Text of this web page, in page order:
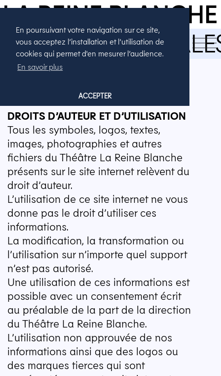
MENTIONS
En poursuivant votre navigation sur ce site,
vous acceptez l’installation et l’utilisation de
cookies qui permet d'en mesurer l’audience.
En savoir plus
ACCEPTER
MENTIONS LÉGALES
DROITSD’AUTEUR ETD’UTILISATION
Tous les symboles, logos, textes,
images, photographies et autres
fichiers du Théâtre La Reine Blanche
présents sur le site internet relèvent du
droit d’auteur.
L’utilisation de ce site internet ne vous
donne pas le droit d’utiliser ces
informations.
La modification, la transformation ou
l’utilisation sur n’importe quel support
n’est pas autorisé.
Une utilisation de ces informations est
possible avec un consentement écrit
au préalable de la part de la direction
du Théâtre La Reine Blanche.
L’utilisation non approuvée de nos
informations ainsi que des logos ou
des marques tierces qui sont